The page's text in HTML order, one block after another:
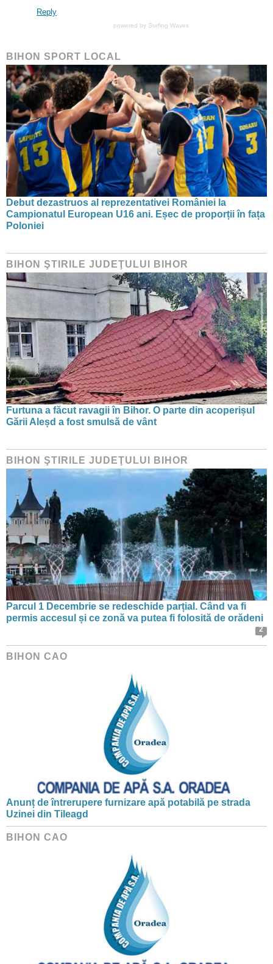
Reply
powered by Surfing Waves
BIHON SPORT LOCAL
Debut dezastruos al reprezentativei României la
Campionatul European U16 ani. Eșec de proporții în fața
Poloniei
BIHON ŞTIRILE JUDEŢULUI BIHOR
Furtuna a făcut ravagii în Bihor. O parte din acoperișul
Gării Aleșd a fost smulsă de vânt
BIHON ŞTIRILE JUDEŢULUI BIHOR
Parcul 1 Decembrie se redeschide parțial. Când va fi
permis accesul și ce zonă va putea fi folosită de orădeni
2
BIHON CAO
Anunț de întrerupere furnizare apă potabilă pe strada
Uzinei din Tileagd
BIHON CAO